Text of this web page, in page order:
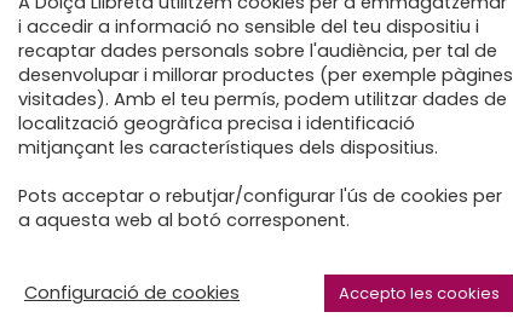
fet a mà fet a mida
fet a poc a poc
sabadell slow craft slow made
i accedir a informació no sensible del teu dispositiu i
recaptar dades personals sobre l'audiència, per tal de
desenvolupar i millorar productes (per exemple pàgines
visitades). Amb el teu permís, podem utilitzar dades de
localització geogràfica precisa i identificació
mitjançant les característiques dels dispositius.
Pots acceptar o rebutjar/configurar l'ús de cookies per
a aquesta web al botó corresponent.
Configuració de cookies Accepto les cookies